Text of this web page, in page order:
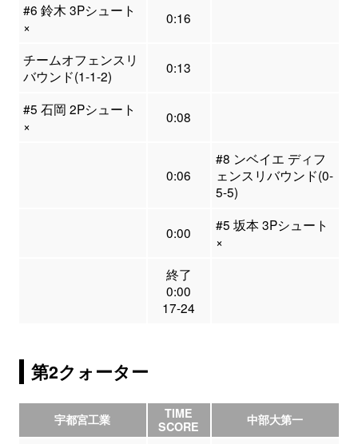
#6 鈴木 3Pシュート
×
0:16
チームオフェンスリ
バウンド(1-1-2)
0:13
#5 石岡 2Pシュート
×
0:08
0:06
#8 ンベイエ ディフ
ェンスリバウンド(0-
5-5)
0:00
#5 坂本 3Pシュート
×
終了
0:00
17-24
第2クォーター
宇都宮工業
TIME
SCORE
中部大第一